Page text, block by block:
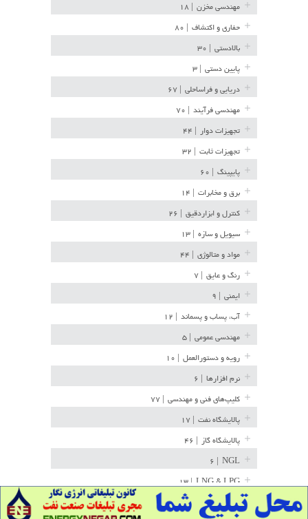
مهندسی مخزن
حفاری و اکتشاف
بالادستی
پایین دستی
دریایی و فراساحلی
مهندسی فرآیند
تجهیزات دوار
تجهیزات ثابت
پایپینگ
برق و مخابرات
کنترل و ابزاردقیق
سیویل و سازه
مواد و متالوژی
رنگ و عایق
ایمنی
آب، پساب و پسماند
مهندسی عمومی
رویه و دستورالعمل
نرم افزارها
کلیپ‌های فنی و مهندسی
پالایشگاه نفت
پالایشگاه گاز
NGL
LNG & LPG | ۱۳
خط لوله | ۳۶